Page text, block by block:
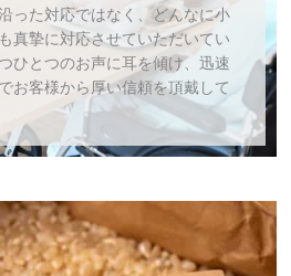
った対応ではなく、どんなに小
真摯に対応させていただいてい
ひとつのお声に耳を傾け、迅速
お客様から厚い信頼を頂戴して